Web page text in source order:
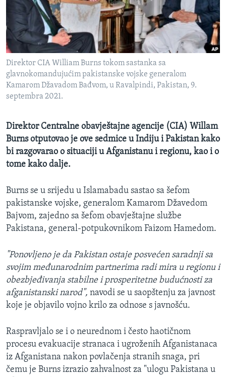
MAGAZIN
O GLASU AMERIKE
Learning English
PRATITE NAS
Jezici
Direktor CIA William Burns tokom sastanka sa
glavnokomandujućim pakistanske vojske generalom
Kamarom Džavadom Bađvom, u Ravalpindi, Pakistan, 9.
septembra 2021.
Direktor Centralne obavještajne agencije (CIA) Willam
Burns otputovao je ove sedmice u Indiju i Pakistan kako
bi razgovarao o situaciji u Afganistanu i regionu, kao i o
tome kako dalje.
Burns se u srijedu u Islamabadu sastao sa šefom
pakistanske vojske, generalom Kamarom Džavedom
Bajvom, zajedno sa šefom obavještajne službe
Pakistana, general-potpukovnikom Faizom Hamedom.
"Ponovljeno je da Pakistan ostaje posvećen saradnji sa
svojim međunarodnim partnerima radi mira u regionu i
obezbjeđivanja stabilne i prosperitetne budućnosti za
afganistanski narod", navodi se u saopštenju za javnost
koje je objavilo vojno krilo za odnose s javnošću.
Raspravljalo se i o neurednom i često haotičnom
procesu evakuacije stranaca i ugroženih Afganistanaca
iz Afganistana nakon povlačenja stranih snaga, pri
čemu je Burns izrazio zahvalnost za "ulogu Pakistana u